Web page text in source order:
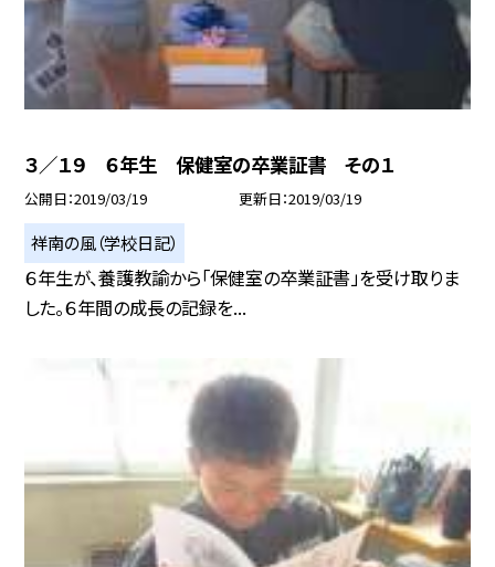
３／１９ ６年生 保健室の卒業証書 その１
公開日 2019/03/19 更新日 2019/03/19
祥南の風（学校日記）
６年生が、養護教諭から「保健室の卒業証書」を受け取りま
した。６年間の成長の記録を...